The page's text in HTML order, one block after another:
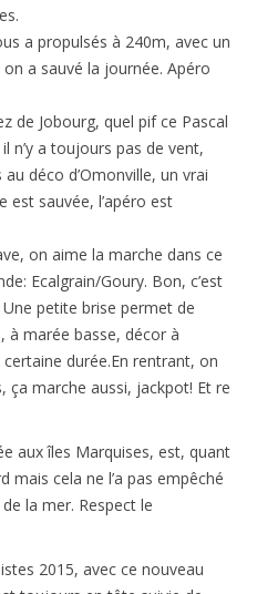
a propulsés à 240m, avec un
a sauvé la journée. Apéro
de Jobourg, quel pif ce Pascal
n’y a toujours pas de vent,
déco d’Omonville, un vrai
sauvée, l’apéro est
on aime la marche dans ce
Ecalgrain/Goury. Bon, c’est
petite brise permet de
à marée basse, décor à
durée.En rentrant, on
ça marche aussi, jackpot! Et re
aux îles Marquises, est, quant
mais cela ne l’a pas empêché
la mer. Respect le
2015, avec ce nouveau